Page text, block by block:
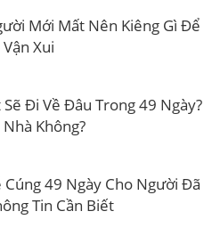
Mới Mất Nên Kiêng Gì Để
Xui
Đi Về Đâu Trong 49 Ngày?
Không?
Cúng 49 Ngày Cho Người Đã
Tin Cần Biết